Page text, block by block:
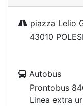
piazza Lelio
43010
Autobus
Prontobus
Linea extra